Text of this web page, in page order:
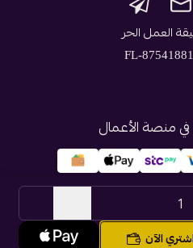
الآن
العمل الحر
FL-
منصة الأعمال
بطاقة ستور